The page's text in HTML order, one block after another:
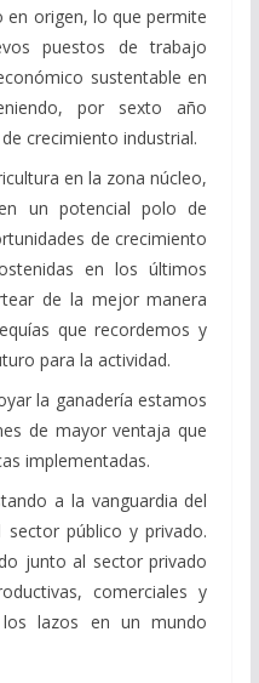
en origen, lo que permite
puestos de trabajo
sustentable en
por sexto año
crecimiento industrial.
en la zona núcleo,
un potencial polo de
de crecimiento
en los últimos
de la mejor manera
que recordemos y
para la actividad.
la ganadería estamos
de mayor ventaja que
implementadas.
a la vanguardia del
público y privado.
junto al sector privado
comerciales y
los lazos en un mundo